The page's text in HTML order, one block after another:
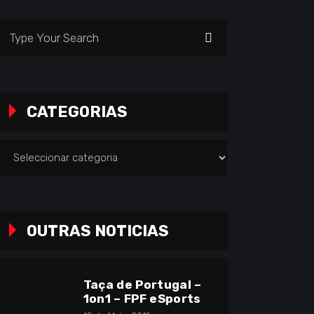
CATEGORIAS
OUTRAS NOTICIAS
Taça de Portugal –
1on1 – FPF eSports